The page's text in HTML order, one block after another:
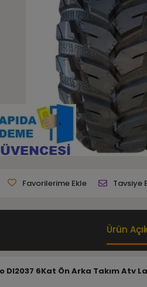
Favorilerime Ekle Tavsiye
Ürün
DI2037 6Kat Ön Arka Takım Atv